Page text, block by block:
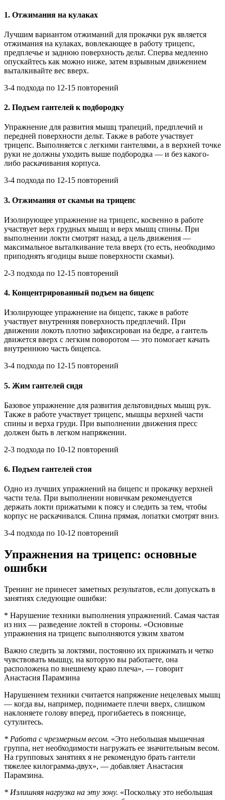
1. Отжимания на кулаках
Лучшим вариантом отжиманий для прокачки рук является
отжимания на кулаках, вовлекающее в работу трицепс,
предплечье и заднюю поверхность дельт. Сперва медленно
опускайтесь как можно ниже, затем взрывным движением
выталкивайте вес вверх.
3-4 подхода по 12-15 повторений
2. Подъем гантелей к подбородку
Упражнение для развития мышц трапеций, предплечий и
передней поверхности дельт. Также в работе участвует
трицепс. Выполняется с легкими гантелями, а в верхней точке
руки не должны уходить выше подбородка — и без какого-
либо раскачивания корпуса.
3-4 подхода по 12-15 повторений
3. Отжимания от скамьи на трицепс
Изолирующее упражнение на трицепс, косвенно в работе
участвует верх грудных мышц и верх мышц спины. При
выполнении локти смотрят назад, а цель движения —
максимальное выталкивание тела вверх (то есть, необходимо
приподнять ягодицы выше поверхности скамьи).
2-3 подхода по 12-15 повторений
4. Концентрированный подъем на бицепс
Изолирующее упражнение на бицепс, также в работе
участвует внутренняя поверхность предплечий. При
движении локоть плотно зафиксирован на бедре, а гантель
движется вверх с легким поворотом — это помогает качать
внутреннюю часть бицепса.
3-4 подхода по 12-15 повторений
5. Жим гантелей сидя
Базовое упражнение для развития дельтовидных мышц рук.
Также в работе участвует трицепс, мышцы верхней части
спины и верха груди. При выполнении движения пресс
должен быть в легком напряжении.
2-3 подхода по 10-12 повторений
6. Подъем гантелей стоя
Одно из лучших упражнений на бицепс и прокачку верхней
части тела. При выполнении новичкам рекомендуется
держать локти прижатыми к поясу и следить за тем, чтобы
корпус не раскачивался. Спина прямая, лопатки смотрят вниз.
3-4 подхода по 10-12 повторений
Упражнения на трицепс: основные
ошибки
Тренинг не принесет заметных результатов, если допускать в
занятиях следующие ошибки:
* Нарушение техники выполнения упражнений. Самая частая
из них — разведение локтей в стороны. «Основные
упражнения на трицепс выполняются узким хватом
Важно следить за локтями, постоянно их прижимать и четко
чувствовать мышцу, на которую вы работаете, она
расположена по внешнему краю плеча», — говорит
Анастасия Парамзина
Нарушением техники считается напряжение нецелевых мышц
— когда вы, например, поднимаете плечи вверх, слишком
наклоняете голову вперед, прогибаетесь в пояснице,
сутулитесь.
* Работа с чрезмерным весом. «Это небольшая мышечная
группа, нет необходимости нагружать ее значительным весом.
На групповых занятиях я не рекомендую брать гантели
тяжелее килограмма-двух», — добавляет Анастасия
Парамзина.
* Излишняя нагрузка на эту зону. «Поскольку это небольшая